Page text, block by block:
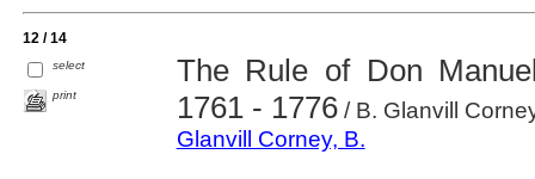
12 / 14
select
print
The Rule of Don
1761 - 1776/ B. Glanvill
Glanvill Corney, B.